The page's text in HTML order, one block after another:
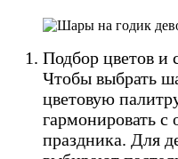
Подбор цветов и
Чтобы выбрать
цветовую
гармонировать
праздника. Для